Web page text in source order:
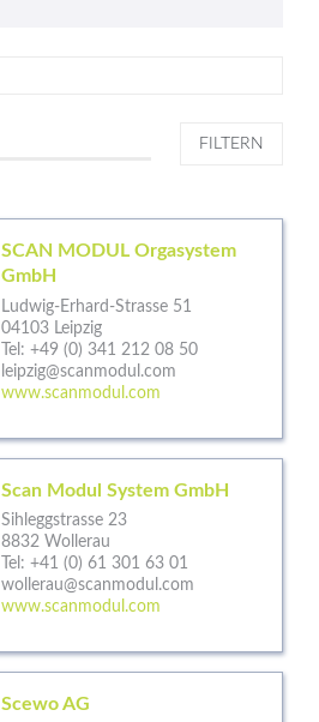
FILTERN
SCAN MODUL Orgasystem
GmbH
Ludwig-Erhard-Strasse 51
04103 Leipzig
Tel: +49 (0) 341 212 08 50
leipzig@scanmodul.com
www.scanmodul.com
Scan Modul System GmbH
Sihleggstrasse 23
8832 Wollerau
Tel: +41 (0) 61 301 63 01
wollerau@scanmodul.com
www.scanmodul.com
Scewo AG